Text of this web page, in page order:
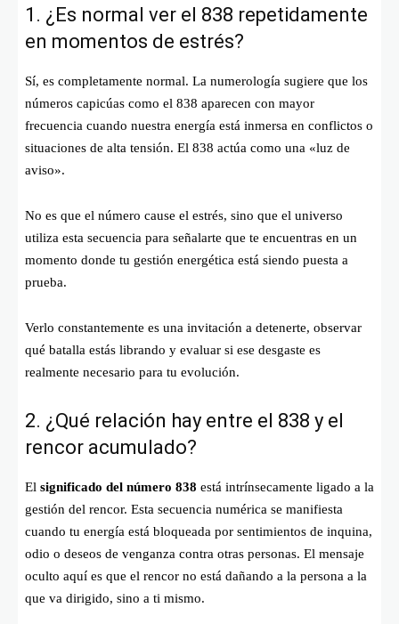
1. ¿Es normal ver el 838 repetidamente
en momentos de estrés?
Sí, es completamente normal. La numerología sugiere que los
números capicúas como el 838 aparecen con mayor
frecuencia cuando nuestra energía está inmersa en conflictos o
situaciones de alta tensión. El 838 actúa como una «luz de
aviso».
No es que el número cause el estrés, sino que el universo
utiliza esta secuencia para señalarte que te encuentras en un
momento donde tu gestión energética está siendo puesta a
prueba.
Verlo constantemente es una invitación a detenerte, observar
qué batalla estás librando y evaluar si ese desgaste es
realmente necesario para tu evolución.
2. ¿Qué relación hay entre el 838 y el
rencor acumulado?
El significado del número 838 está intrínsecamente ligado a la
gestión del rencor. Esta secuencia numérica se manifiesta
cuando tu energía está bloqueada por sentimientos de inquina,
odio o deseos de venganza contra otras personas. El mensaje
oculto aquí es que el rencor no está dañando a la persona a la
que va dirigido, sino a ti mismo.